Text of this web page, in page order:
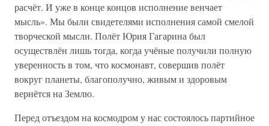
расчёт. И уже в конце концов исполнение венчает
мысль». Мы были свидетелями исполнения самой смелой
творческой мысли. Полёт Юрия Гагарина был
осуществлён лишь тогда, когда учёные получили полную
уверенность в том, что космонавт, совершив полёт
вокруг планеты, благополучно, живым и здоровым
вернётся на Землю.
Перед отъездом на космодром у нас состоялось партийное